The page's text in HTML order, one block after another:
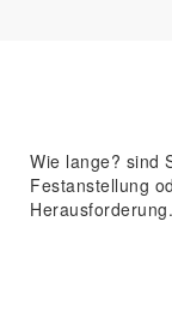
Wie lange? sind
Festanstellung